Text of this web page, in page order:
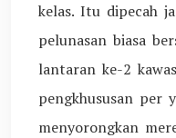
kelas. Itu dipecah
pelunasan biasa
lantaran ke-2
pengkhususan per
menyorongkan